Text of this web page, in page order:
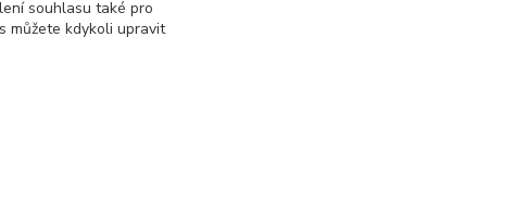
souhlasu také pro
můžete kdykoli upravit